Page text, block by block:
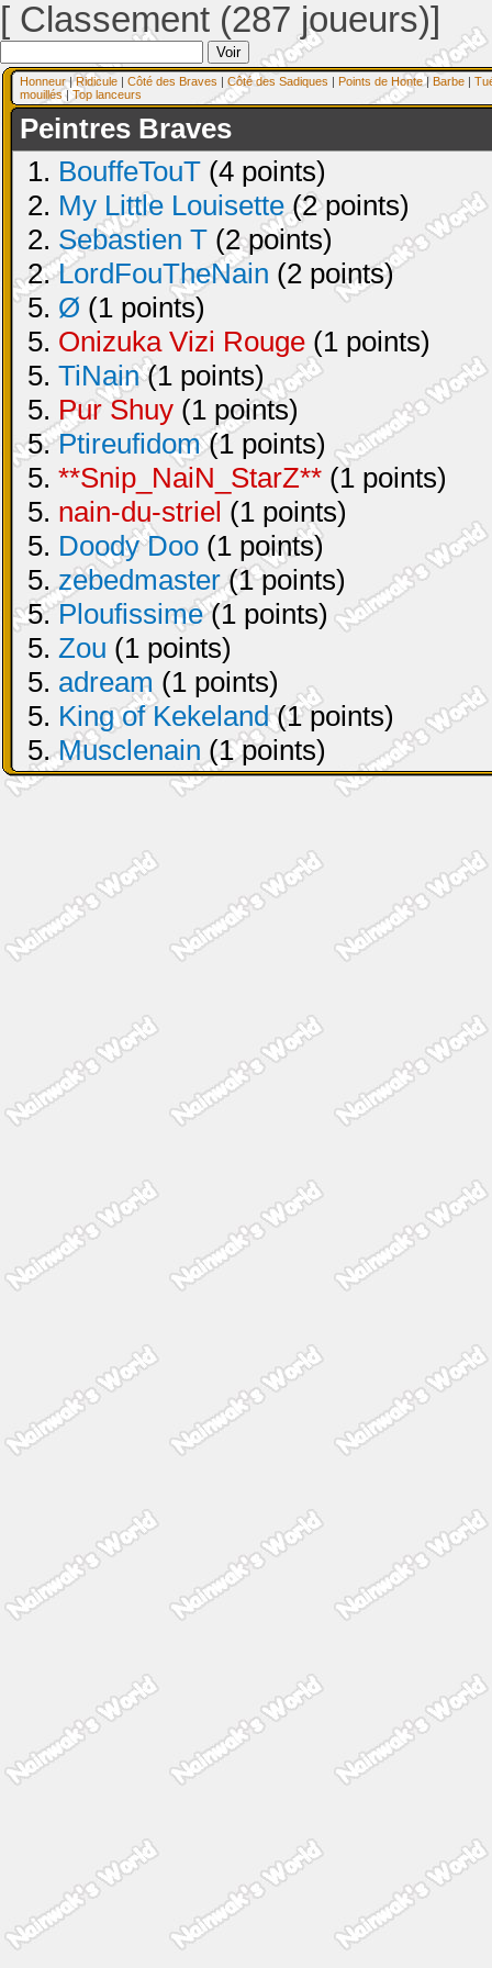
[ Classement (287 joueurs)]
Honneur|Ridicule | Côté des Braves | Côté des Sadiques | Points de Honte| Barbe |
mouillés| Top lanceurs
Peintres Braves
1. BouffeTouT (4 points)
2. My Little Louisette(2 points)
2. Sebastien T (2 points)
2.LordFouTheNain (2 points)
5. Ø (1 points)
5. Onizuka Vizi Rouge (1 points)
5. TiNain(1 points)
5. Pur Shuy (1 points)
5.Ptireufidom(1 points)
5. **Snip_NaiN_StarZ** (1 points)
5. nain-du-striel (1 points)
5. Doody Doo (1 points)
5. zebedmaster(1 points)
5.Ploufissime(1 points)
5. Zou (1 points)
5. adream (1 points)
5. King of Kekeland(1 points)
5.Musclenain (1 points)